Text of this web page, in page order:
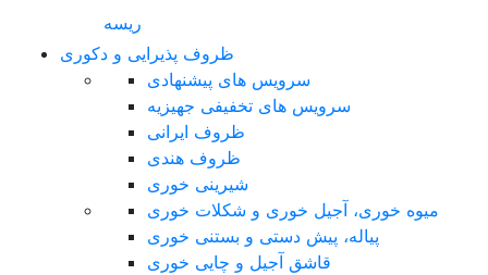
ریسه
ظروف پذیرایی و دکوری
سرویس های پیشنهادی
سرویس های تخفیفی جهیزیه
ظروف ایرانی
ظروف هندی
شیرینی خوری
میوه خوری، آجیل خوری و شکلات خوری
پیاله، پیش دستی و بستنی خوری
قاشق آجیل و چایی خوری